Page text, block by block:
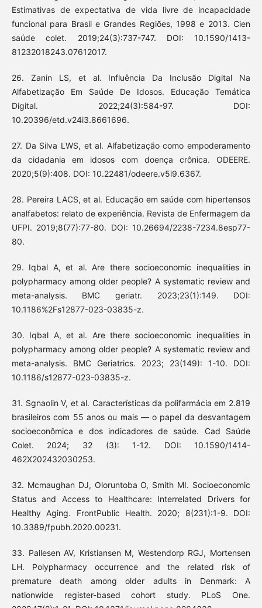
Estimativas de expectativa de vida livre de incapacidade
funcional para Brasil e Grandes Regiões, 1998 e 2013. Cien
saúde colet. 2019;24(3):737-747. DOI: 10.1590/1413-
81232018243.07612017.
26. Zanin LS, et al. Influência Da Inclusão Digital Na
Alfabetização Em Saúde De Idosos. Educação Temática
Digital. 2022;24(3):584-97. DOI:
10.20396/etd.v24i3.8661696.
27. Da Silva LWS, et al. Alfabetização como empoderamento
da cidadania em idosos com doença crônica. ODEERE.
2020;5(9):408. DOI: 10.22481/odeere.v5i9.6367.
28. Pereira LACS, et al. Educação em saúde com hipertensos
analfabetos: relato de experiência. Revista de Enfermagem da
UFPI. 2019;8(77):77-80. DOI: 10.26694/2238-7234.8esp77-
80.
29. Iqbal A, et al. Are there socioeconomic inequalities in
polypharmacy among older people? A systematic review and
meta-analysis. BMC geriatr. 2023;23(1):149. DOI:
10.1186%2Fs12877-023-03835-z.
30. Iqbal A, et al. Are there socioeconomic inequalities in
polypharmacy among older people? A systematic review and
meta-analysis. BMC Geriatrics. 2023; 23(149): 1-10. DOI:
10.1186/s12877-023-03835-z.
31. Sgnaolin V, et al. Características da polifarmácia em 2.819
brasileiros com 55 anos ou mais — o papel da desvantagem
socioeconômica e dos indicadores de saúde. Cad Saúde
Colet. 2024; 32 (3): 1-12. DOI: 10.1590/1414-
462X202432030253.
32. Mcmaughan DJ, Oloruntoba O, Smith MI. Socioeconomic
Status and Access to Healthcare: Interrelated Drivers for
Healthy Aging. FrontPublic Health. 2020; 8(231):1-9. DOI:
10.3389/fpubh.2020.00231.
33. Pallesen AV, Kristiansen M, Westendorp RGJ, Mortensen
LH. Polypharmacy occurrence and the related risk of
premature death among older adults in Denmark: A
nationwide register-based cohort study. PLoS One.